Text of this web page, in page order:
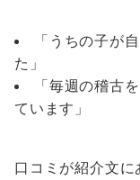
「うちの子が
た」
「毎週の稽古
ています」
口コミが紹介文に